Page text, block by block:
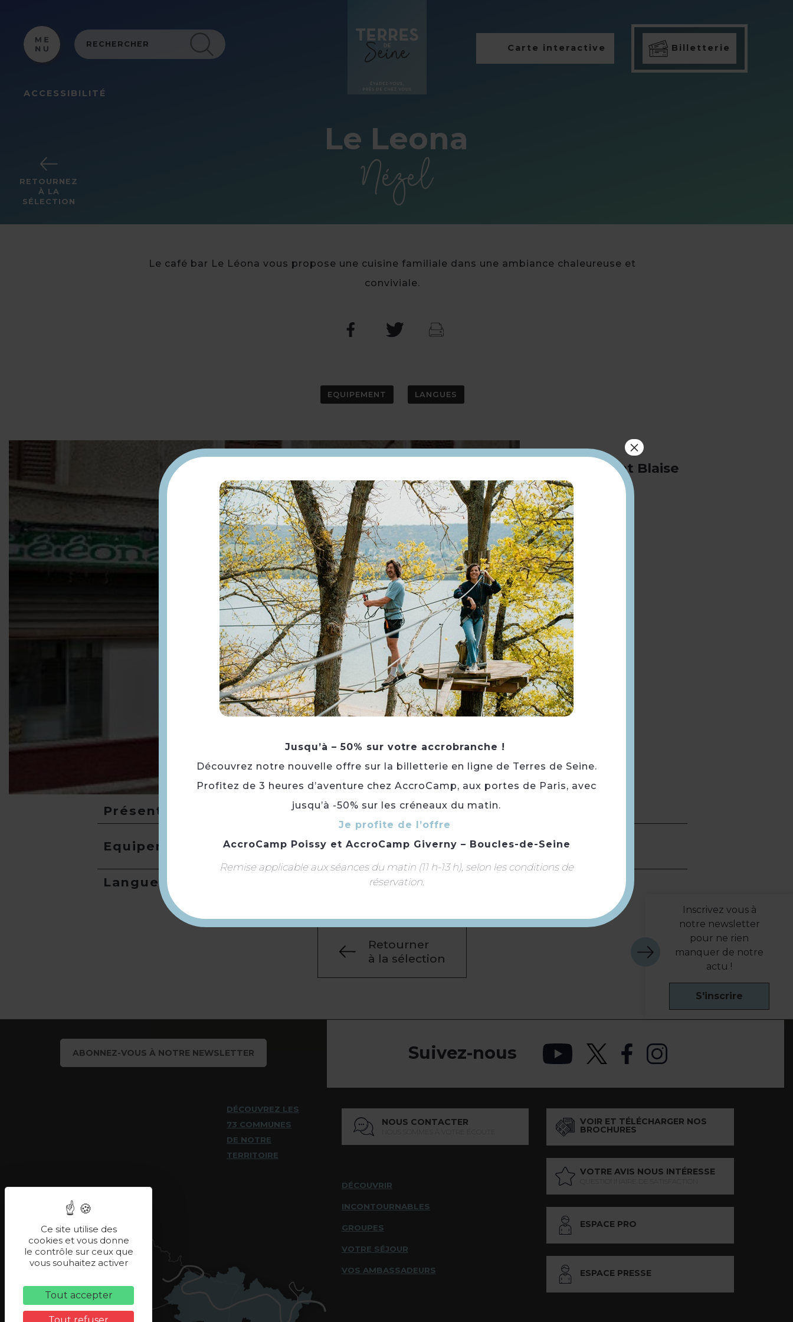
ACCESSIBILITÉ
Carte interactive Billetterie
RETOURNEZ
À LA
SÉLECTION
Le Leona
Nézel
Le café bar Le Léona vous propose une cuisine familiale dans une ambiance chaleureuse et
conviviale.
EQUIPEMENT LANGUES
62 rue Saint Blaise
78410 Nézel
0130902640
Présentation
Equipement Billard
Langues Langue(s) parlée(s) :Français
Retourner
à la sélection
Inscrivez vous à
notre newsletter
pour ne rien
manquer de notre
actu !
S'inscrire
ABONNEZ-VOUS À NOTRE NEWSLETTER
DÉCOUVREZ LES
73 COMMUNES
DE NOTRE
TERRITOIRE
Suivez-nous
NOUS CONTACTER
DÉCOUVRIR
INCONTOURNABLES
GROUPES
VOTRE SÉJOUR
VOS AMBASSADEURS
VOIR ET TÉLÉCHARGER NOS
BROCHURES
VOTRE AVIS NOUS INTÉRESSE
ESPACE PRO
ESPACE PRESSE
Jusqu’à – 50% sur votre accrobranche !
Découvrez notre nouvelle offre sur la billetterie en ligne de Terres de Seine.
Profitez de 3 heures d’aventure chez AccroCamp, aux portes de Paris, avec
jusqu’à -50% sur les créneaux du matin.
Je profite de l’offre
AccroCamp Poissy et AccroCamp Giverny – Boucles-de-Seine
Remise applicable aux séances du matin (11 h-13 h), selon les conditions de
réservation.
×
Ce site utilise des
cookies et vous donne
le contrôle sur ceux que
vous souhaitez activer
Tout accepter